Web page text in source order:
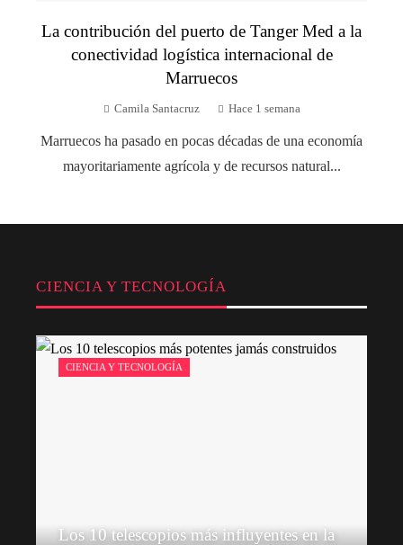
La contribución del puerto de Tanger Med a la
conectividad logística internacional de
Marruecos
Camila Santacruz Hace 1 semana
Marruecos ha pasado en pocas décadas de una economía
mayoritariamente agrícola y de recursos natural...
CIENCIA Y TECNOLOGÍA
CIENCIA Y TECNOLOGÍA
Los 10 telescopios más influyentes en la